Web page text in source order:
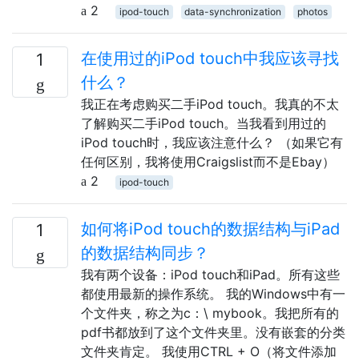
2
ipod-touch data-synchronization photos
1
在使用过的iPod touch中我应该寻找
什么？
我正在考虑购买二手iPod touch。我真的不太
了解购买二手iPod touch。当我看到用过的
iPod touch时，我应该注意什么？ （如果它有
任何区别，我将使用Craigslist而不是Ebay）
2
ipod-touch
1
如何将iPod touch的数据结构与iPad
的数据结构同步？
我有两个设备：iPod touch和iPad。所有这些
都使用最新的操作系统。 我的Windows中有一
个文件夹，称之为c：\ mybook。我把所有的
pdf书都放到了这个文件夹里。没有嵌套的分类
文件夹肯定。 我使用CTRL + O（将文件添加